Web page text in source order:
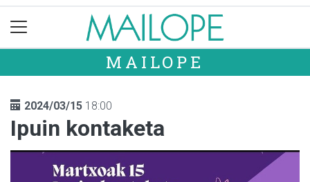
MAILOPE
2024/03/15 18:00
Ipuin kontaketa